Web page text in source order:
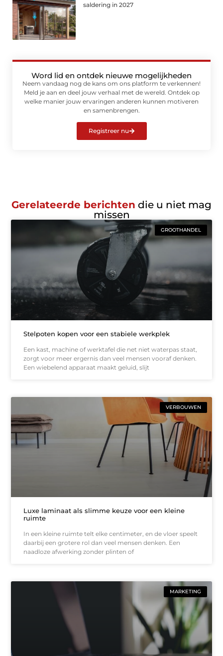
saldering in 2027
Word lid en ontdek nieuwe mogelijkheden
Neem vandaag nog de kans om ons platform te verkennen!
Meld je aan en deel jouw verhaal met de wereld. Ontdek op
welke manier jouw ervaringen anderen kunnen motiveren
en samenbrengen.
Registreer nu
Gerelateerde berichten die u niet mag
missen
GROOTHANDEL
Stelpoten kopen voor een stabiele werkplek
Een kast, machine of werktafel die net niet waterpas staat,
zorgt voor meer ergernis dan veel mensen vooraf denken.
Een wiebelend apparaat maakt geluid, slijt
VERBOUWEN
Luxe laminaat als slimme keuze voor een kleine
ruimte
In een kleine ruimte telt elke centimeter, en de vloer speelt
daarbij een grotere rol dan veel mensen denken. Een
naadloze afwerking zonder plinten of
MARKETING